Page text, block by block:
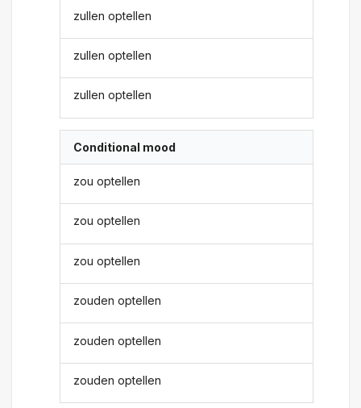
zullen optellen
zullen optellen
zullen optellen
Conditional mood
zou optellen
zou optellen
zou optellen
zouden optellen
zouden optellen
zouden optellen